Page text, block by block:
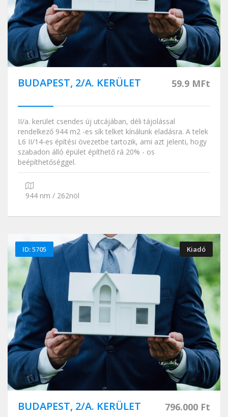
BUDAPEST, 2/A. KERÜLET 59.9 MFt
II/a. kerület csendes új utcájában, déli tájolással
rendelkező 944 m2 -es sík telket kínálunk eladásra. A telek
L6 II/14-es építési övezetbe tartozik, ami azt jelenti, hogy
szabadon álló épület építhető rá 20% - os
beépíthetőséggel.
944 nm / 262nöl
ID: 5705 Kiadó
BUDAPEST, 2/A. KERÜLET 796.000 Ft